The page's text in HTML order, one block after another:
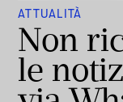
ATTUALITÀ
Non
le